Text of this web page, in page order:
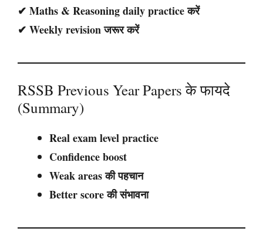
✔ Maths & Reasoning daily practice करें
✔ Weekly revision जरूर करें
RSSB Previous Year Papers के फायदे
(Summary)
Real exam level practice
Confidence boost
Weak areas की पहचान
Better score की संभावना